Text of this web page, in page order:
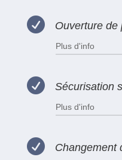
 Ouverture de
Plus d'info
 Sécurisation
Plus d'info
 Changement